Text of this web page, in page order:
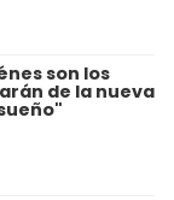
son los
de la nueva